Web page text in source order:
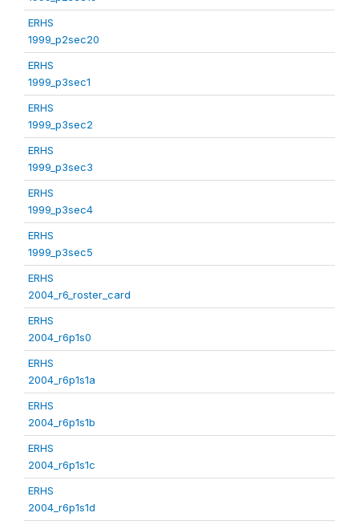
ERHS
1999_p2sec20
ERHS
1999_p3sec1
ERHS
1999_p3sec2
ERHS
1999_p3sec3
ERHS
1999_p3sec4
ERHS
1999_p3sec5
ERHS
2004_r6_roster_card
ERHS
2004_r6p1s0
ERHS
2004_r6p1s1a
ERHS
2004_r6p1s1b
ERHS
2004_r6p1s1c
ERHS
2004_r6p1s1d